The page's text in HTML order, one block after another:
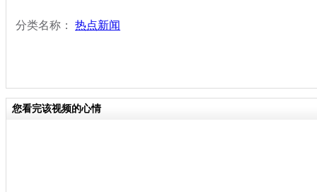
分类名称： 热点新闻
您看完该视频的心情